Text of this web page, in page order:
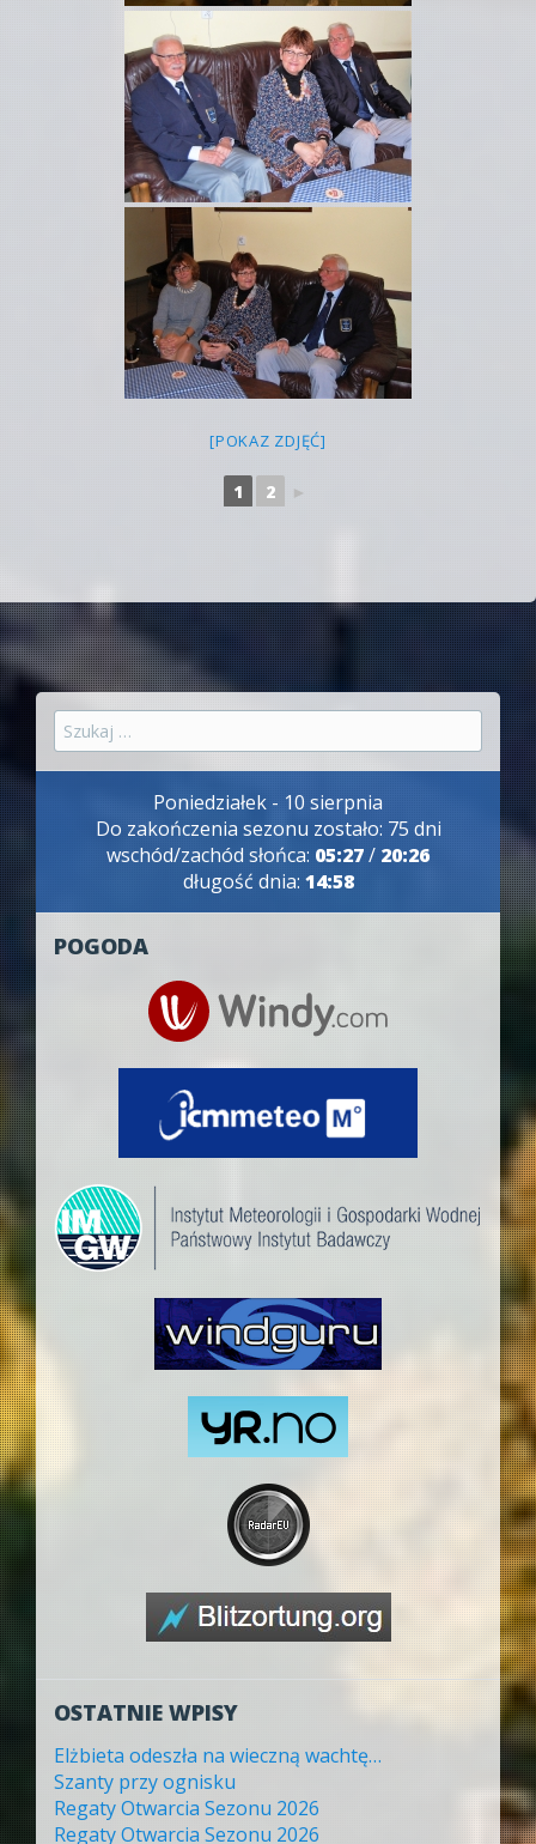
[POKAZ ZDJĘĆ]
1 2 ►
Szukaj:
Poniedziałek - 10 sierpnia
Do zakończenia sezonu zostało: 75 dni
wschód/zachód słońca: 05:27/ 20:26
długość dnia: 14:58
POGODA
OSTATNIE WPISY
Elżbieta odeszła na wieczną wachtę…
Szanty przy ognisku
Regaty Otwarcia Sezonu 2026
Regaty Otwarcia Sezonu 2026